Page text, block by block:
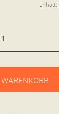
Inhalt:
WARENKORB